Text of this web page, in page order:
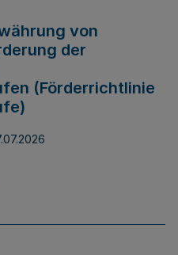
von
der
(Förderrichtlinie